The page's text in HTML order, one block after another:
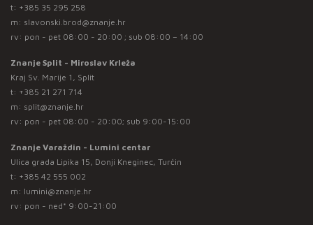
t: +385 35 295 258
m: slavonski.brod@znanje.hr
rv: pon - pet 08:00 - 20:00 ; sub 08:00 – 14:00
Znanje Split - Miroslav Krleža
Kraj Sv. Marije 1, Split
t: +385 21 271 714
m: split@znanje.hr
rv: pon - pet 08:00 - 20:00; sub 9:00-15:00
Znanje Varaždin - Lumini centar
Ulica grada Lipika 15, Donji Kneginec, Turčin
t: +385 42 555 002
m: lumini@znanje.hr
rv: pon - ned* 9:00-21:00